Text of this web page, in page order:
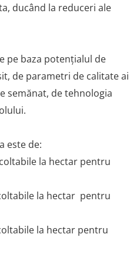
ducând la reduceri ale
pe baza potențialul de
de parametri de calitate ai
semănat, de tehnologia
este de:
la hectar pentru
la hectar pentru
la hectar pentru